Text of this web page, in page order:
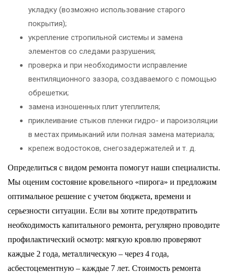
укладку (возможно использование старого
покрытия);
укрепление стропильной системы и замена
элементов со следами разрушения;
проверка и при необходимости исправление
вентиляционного зазора, создаваемого с помощью
обрешетки;
замена изношенных плит утеплителя;
приклеивание стыков пленки гидро- и пароизоляции
в местах примыканий или полная замена материала;
крепеж водостоков, снегозадержателей и т. д.
Определиться с видом ремонта помогут наши специалисты.
Мы оценим состояние кровельного «пирога» и предложим
оптимальное решение с учетом бюджета, времени и
серьезности ситуации. Если вы хотите предотвратить
необходимость капитального ремонта, регулярно проводите
профилактический осмотр: мягкую кровлю проверяют
каждые 2 года, металлическую – через 4 года,
асбестоцементную – каждые 7 лет. Стоимость ремонта